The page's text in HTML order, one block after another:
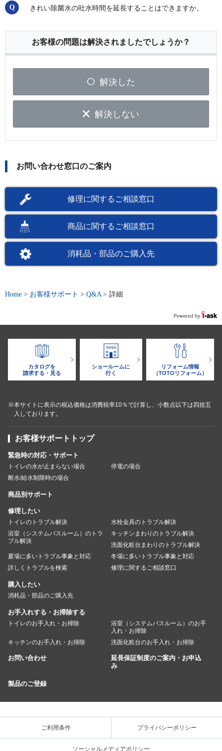
きれい除菌水の吐水時間を延長することはできますか。
お客様の問題は解決されましたでしょうか？
解決した
解決しない
お問い合わせ窓口のご案内
修理に関するご相談窓口
商品に関するご相談窓口
消耗品・部品のご購入先
Home > お客様サポート > Q&A > 詳細
カタログを
請求する・見る
ショールームに
行く
リフォーム情報
（TOTOリフォーム）
※本サイトに表示の税込価格は消費税率10％で計算し、小数点以下は四捨五
入しております。
お客様サポートトップ
緊急時の対応・サポート
トイレの水が止まらない場合
停電の場合
断水/給水制限時の場合
商品別サポート
修理したい
トイレのトラブル解決
水栓金具のトラブル解決
浴室（システムバスルーム）のトラ
ブル解決
キッチンまわりのトラブル解決
洗面化粧台まわりのトラブル解決
夏場に多いトラブル事象と対応
冬場に多いトラブル事象と対応
詳しくトラブルを検索
修理に関するご相談窓口
購入したい
消耗品・部品のご購入先
お手入れする・お掃除する
トイレのお手入れ・お掃除
浴室（システムバスルーム）のお手
入れ・お掃除
キッチンのお手入れ・お掃除
洗面化粧台のお手入れ・お掃除
お問い合わせ
延長保証制度のご案内・お申込
み
製品のご登録
ご利用条件 プライバシーポリシー
ソーシャルメディアポリシー